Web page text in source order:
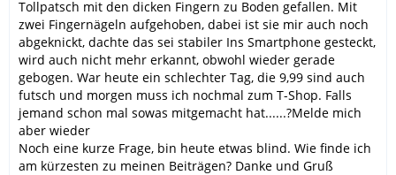
Tollpatsch mit den dicken Fingern zu Boden gefallen. Mit
zwei Fingernägeln aufgehoben, dabei ist sie mir auch noch
abgeknickt, dachte das sei stabiler Ins Smartphone gesteckt,
wird auch nicht mehr erkannt, obwohl wieder gerade
gebogen. War heute ein schlechter Tag, die 9,99 sind auch
futsch und morgen muss ich nochmal zum T-Shop. Falls
jemand schon mal sowas mitgemacht hat......?Melde mich
aber wieder
Noch eine kurze Frage, bin heute etwas blind. Wie finde ich
am kürzesten zu meinen Beiträgen? Danke und Gruß